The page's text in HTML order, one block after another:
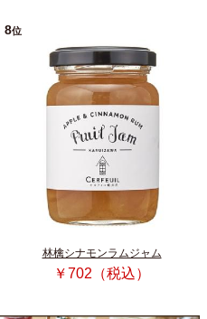
8位
林檎シナモンラムジャム
￥702（税込）